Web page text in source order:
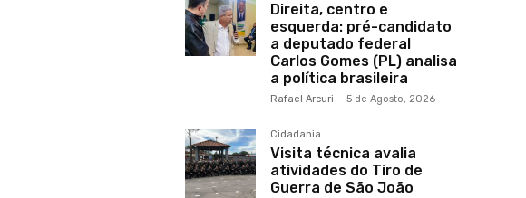
Direita, centro e
esquerda: pré-candidato
a deputado federal
Carlos Gomes (PL) analisa
a política brasileira
Rafael Arcuri - 5 de Agosto, 2026
Cidadania
Visita técnica avalia
atividades do Tiro de
Guerra de São João